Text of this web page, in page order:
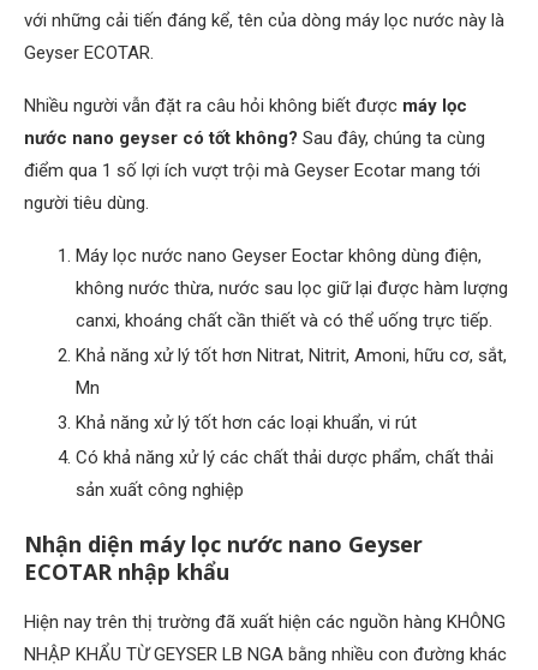
với những cải tiến đáng kể, tên của dòng máy lọc nước này là
Geyser ECOTAR.
Nhiều người vẫn đặt ra câu hỏi không biết được máy lọc
nước nano geyser có tốt không? Sau đây, chúng ta cùng
điểm qua 1 số lợi ích vượt trội mà Geyser Ecotar mang tới
người tiêu dùng.
Máy lọc nước nano Geyser Eoctar không dùng điện,
không nước thừa, nước sau lọc giữ lại được hàm lượng
canxi, khoáng chất cần thiết và có thể uống trực tiếp.
Khả năng xử lý tốt hơn Nitrat, Nitrit, Amoni, hữu cơ, sắt,
Mn
Khả năng xử lý tốt hơn các loại khuẩn, vi rút
Có khả năng xử lý các chất thải dược phẩm, chất thải
sản xuất công nghiệp
Nhận diện máy lọc nước nano Geyser
ECOTAR nhập khẩu
Hiện nay trên thị trường đã xuất hiện các nguồn hàng KHÔNG
NHẬP KHẨU TỪ GEYSER LB NGA bằng nhiều con đường khác